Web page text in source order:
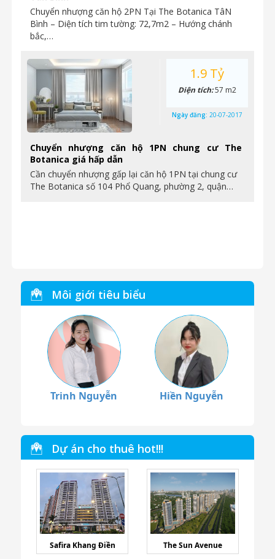
Chuyển nhượng căn hộ 2PN Tại The Botanica TâN
Bình – Diện tích tim tường: 72,7m2 – Hướng chánh
bắc,…
Chuyển nhượng căn hộ 1PN chung cư The
Botanica giá hấp dẫn
Cần chuyển nhượng gấp lại căn hộ 1PN tại chung cư
The Botanica số 104 Phổ Quang, phường 2, quận…
1.9 Tỷ
Diện tích:57 m2
Ngày đăng: 20-07-2017
Môi giới tiêu biểu
Trinh Nguyễn Hiền Nguyễn
Dự án cho thuê hot!!!
Safira Khang Điền The Sun Avenue